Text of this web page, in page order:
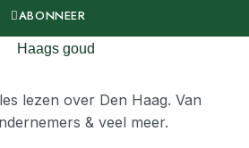
ABONNEER
lezen over Den Haag. Van
& veel meer.